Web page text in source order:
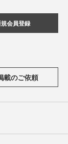
会員登録
載のご依頼